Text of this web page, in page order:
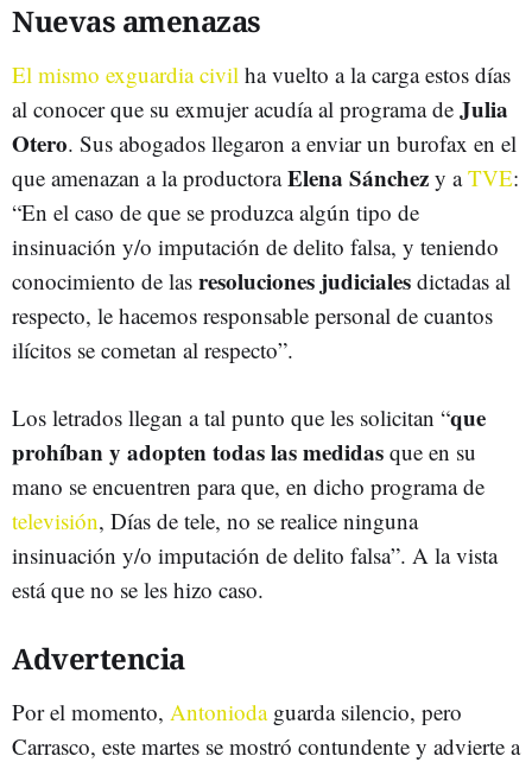
Nuevas amenazas
El mismo exguardia civil ha vuelto a la carga estos días
al conocer que su exmujer acudía al programa de Julia
Otero. Sus abogados llegaron a enviar un burofax en el
que amenazan a la productoraElena Sánchez y aTVE:
“En el caso de que se produzca algún tipo de
insinuación y/o imputación de delito falsa, y teniendo
conocimiento de las resoluciones judiciales dictadas al
respecto, le hacemos responsable personal de cuantos
ilícitos se cometan al respecto”.
Los letrados llegan a tal punto que les solicitan “que
prohíban y adopten todas las medidas que en su
mano se encuentren para que, en dicho programa de
televisión, Días de tele, no se realice ninguna
insinuación y/o imputación de delito falsa”. A la vista
está que no se les hizo caso.
Advertencia
Por el momento, Antoniodaguarda silencio, pero
Carrasco, este martes se mostró contundente y advierte a